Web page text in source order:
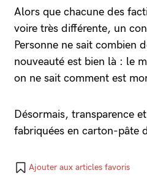
Alors que chacune des
voire très différente, un
Personne ne sait combien
nouveauté est bien là : le
on ne sait comment est
Désormais, transparence
fabriquées en carton-pâte
Ajouter aux articles favoris